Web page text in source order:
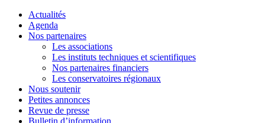
Actualités
Agenda
Nos partenaires
Les associations
Les instituts techniques et scientifiques
Nos partenaires financiers
Les conservatoires régionaux
Nous soutenir
Petites annonces
Revue de presse
Bulletin d’information